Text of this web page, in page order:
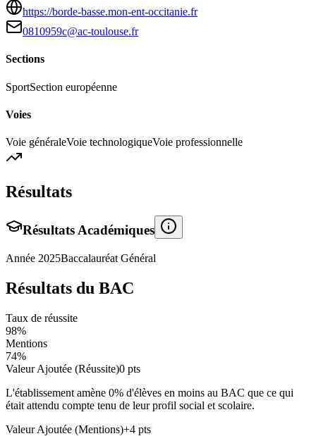
https://borde-basse.mon-ent-occitanie.fr
0810959c@ac-toulouse.fr
Sections
SportSection européenne
Voies
Voie généraleVoie technologiqueVoie professionnelle
Résultats
Résultats Académiques
Année 2025Baccalauréat Général
Résultats du BAC
Taux de réussite
98%
Mentions
74%
Valeur Ajoutée (Réussite)0 pts
L'établissement amène 0% d'élèves en moins au BAC que ce qui
était attendu compte tenu de leur profil social et scolaire.
Valeur Ajoutée (Mentions)+4 pts